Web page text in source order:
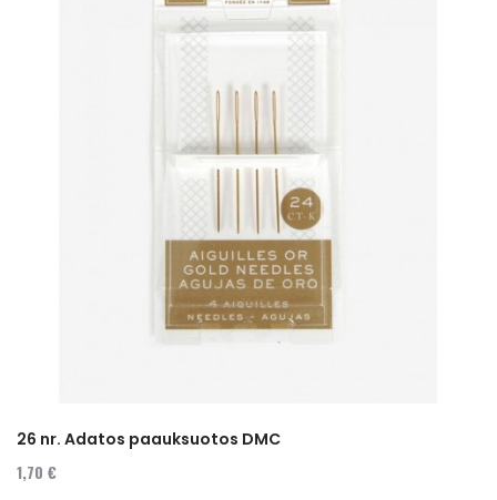
26 nr. Adatos paauksuotos DMC
1,70 €